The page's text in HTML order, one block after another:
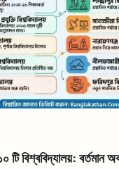
বিশ্ববিদ্যালয়: বর্তমান